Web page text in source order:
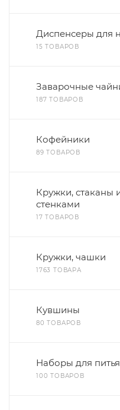
Диспенсеры для
15 ТОВАРОВ
Заварочные
187 ТОВАРОВ
Кофейники
89 ТОВАРОВ
Кружки, стаканы
стенками
17 ТОВАРОВ
Кружки, чашки
1763 ТОВАРА
Кувшины
80 ТОВАРОВ
Наборы для питья
100 ТОВАРОВ